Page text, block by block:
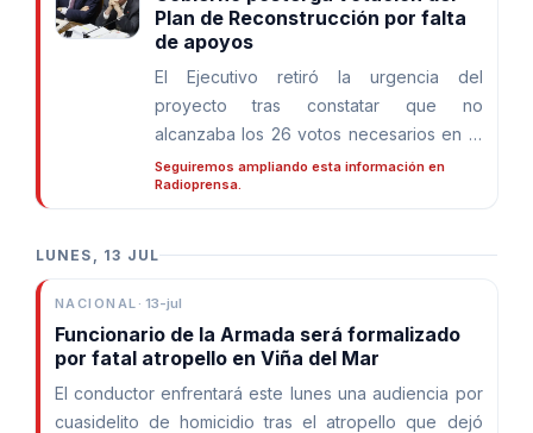
Plan de Reconstrucción por falta
de apoyos
El Ejecutivo retiró la urgencia del
proyecto tras constatar que no
alcanzaba los 26 votos necesarios en el
Senado. La discusión se retomará
después de la semana distrital.
Seguiremos ampliando esta información en
Radioprensa.
LUNES, 13 JUL
NACIONAL · 13-jul
Funcionario de la Armada será formalizado
por fatal atropello en Viña del Mar
El conductor enfrentará este lunes una audiencia por
cuasidelito de homicidio tras el atropello que dejó